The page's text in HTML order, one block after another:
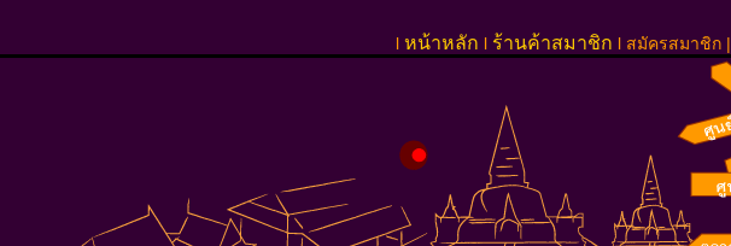
l หน้าหลัก l ร้านค้าสมาชิก l สมัครสมาชิก |